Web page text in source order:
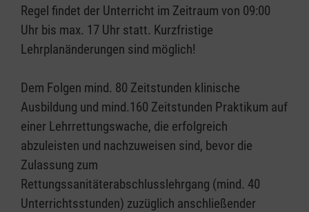
Regel findet der Unterricht im Zeitraum von 09:00
Uhr bis max. 17 Uhr statt. Kurzfristige
Lehrplanänderungen sind möglich!
Dem Folgen mind. 80 Zeitstunden klinische
Ausbildung und mind.160 Zeitstunden Praktikum auf
einer Lehrrettungswache, die erfolgreich
abzuleisten und nachzuweisen sind, bevor die
Zulassung zum
Rettungssanitäterabschlusslehrgang (mind. 40
Unterrichtsstunden) zuzüglich anschließender